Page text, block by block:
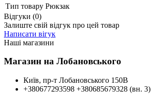
Тип товару Рюкзак
Відгуки (0)
Залиште свій відгук про цей товар
Написати вігук
Наші магазини
Магазин на Лобановського
Київ, пр-т Лобановського 150В
+380677293598 +380685679328 (вн. 3)